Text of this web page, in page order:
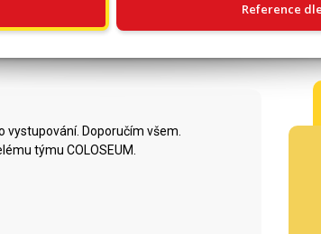
Reference
vystupování. Doporučím všem.
týmu COLOSEUM.